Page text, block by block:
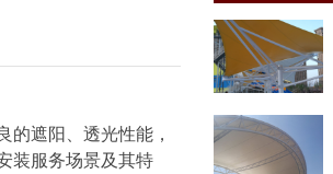
的遮阳、透光性能，
装服务场景及其特